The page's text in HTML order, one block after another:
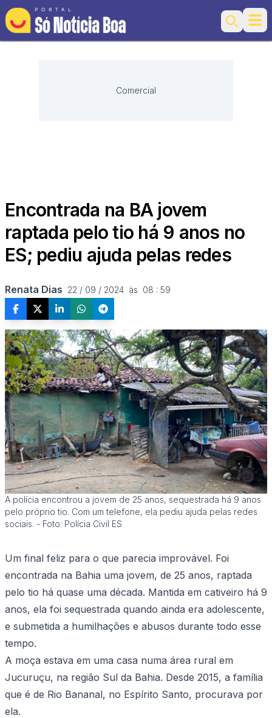
Search
Comercial
Encontrada na BA jovem
raptada pelo tio há 9 anos no
ES; pediu ajuda pelas redes
Renata Dias 22 / 09 / 2024  às  08 : 59
A polícia encontrou a jovem de 25 anos, sequestrada há 9 anos
pelo próprio tio. Com um telefone, ela pediu ajuda pelas redes
sociais. - Foto: Polícia Civil ES
Um final feliz para o que parecia improvável. Foi
encontrada na Bahia uma jovem, de 25 anos, raptada
pelo tio há quase uma década. Mantida em cativeiro há 9
anos, ela foi sequestrada quando ainda era adolescente,
e submetida a humilhações e abusos durante todo esse
tempo.
A moça estava em uma casa numa área rural em
Jucuruçu, na região Sul da Bahia. Desde 2015, a família
que é de Rio Bananal, no Espírito Santo, procurava por
ela.